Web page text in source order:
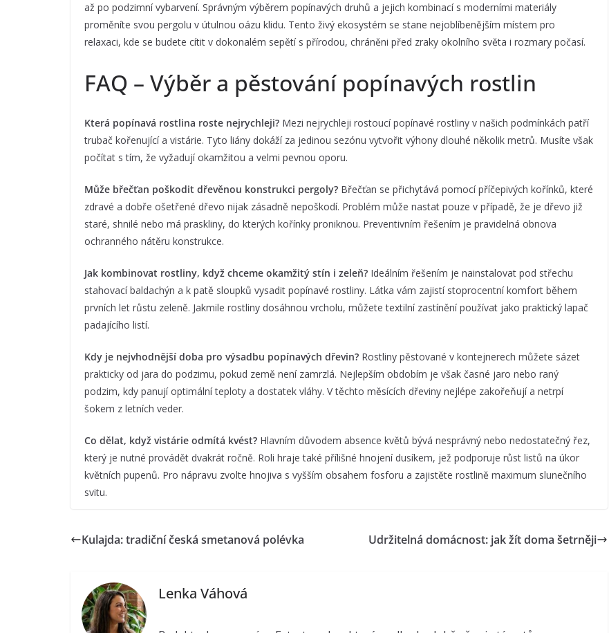
až po podzimní vybarvení. Správným výběrem popínavých druhů a jejich kombinací s moderními materiály
proměníte svou pergolu v útulnou oázu klidu. Tento živý ekosystém se stane nejoblíbenějším místem pro
relaxaci, kde se budete cítit v dokonalém sepětí s přírodou, chráněni před zraky okolního světa i rozmary počasí.
FAQ – Výběr a pěstování popínavých rostlin
Která popínavá rostlina roste nejrychleji? Mezi nejrychleji rostoucí popínavé rostliny v našich podmínkách patří
trubač kořenující a vistárie. Tyto liány dokáží za jedinou sezónu vytvořit výhony dlouhé několik metrů. Musíte však
počítat s tím, že vyžadují okamžitou a velmi pevnou oporu.
Může břečťan poškodit dřevěnou konstrukci pergoly? Břečťan se přichytává pomocí příčepivých kořínků, které
zdravé a dobře ošetřené dřevo nijak zásadně nepoškodí. Problém může nastat pouze v případě, že je dřevo již
staré, shnilé nebo má praskliny, do kterých kořínky proniknou. Preventivním řešením je pravidelná obnova
ochranného nátěru konstrukce.
Jak kombinovat rostliny, když chceme okamžitý stín i zeleň? Ideálním řešením je nainstalovat pod střechu
stahovací baldachýn a k patě sloupků vysadit popínavé rostliny. Látka vám zajistí stoprocentní komfort během
prvních let růstu zeleně. Jakmile rostliny dosáhnou vrcholu, můžete textilní zastínění používat jako praktický lapač
padajícího listí.
Kdy je nejvhodnější doba pro výsadbu popínavých dřevin? Rostliny pěstované v kontejnerech můžete sázet
prakticky od jara do podzimu, pokud země není zamrzlá. Nejlepším obdobím je však časné jaro nebo raný
podzim, kdy panují optimální teploty a dostatek vláhy. V těchto měsících dřeviny nejlépe zakořeňují a netrpí
šokem z letních veder.
Co dělat, když vistárie odmítá kvést? Hlavním důvodem absence květů bývá nesprávný nebo nedostatečný řez,
který je nutné provádět dvakrát ročně. Roli hraje také přílišné hnojení dusíkem, jež podporuje růst listů na úkor
květních pupenů. Pro nápravu zvolte hnojiva s vyšším obsahem fosforu a zajistěte rostlině maximum slunečního
svitu.
Kulajda: tradiční česká smetanová polévka Udržitelná domácnost: jak žít doma šetrněji
Lenka Váhová